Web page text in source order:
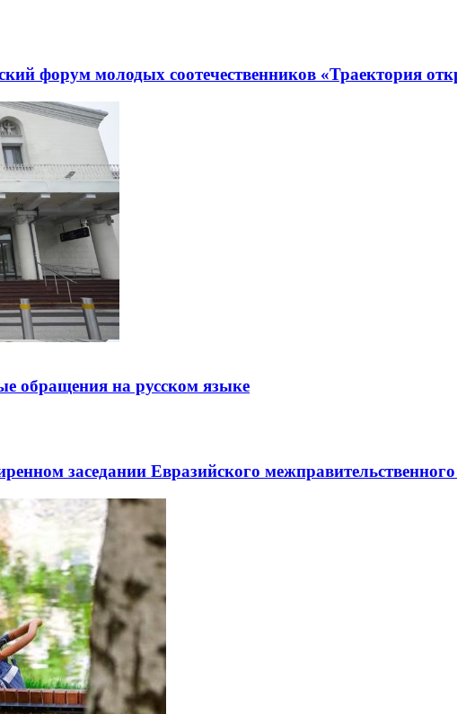
форум молодых соотечественников «Траектория
обращения на русском языке
заседании Евразийского